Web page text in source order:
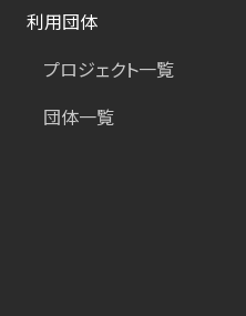
利用団体
プロジェクト一覧
団体一覧